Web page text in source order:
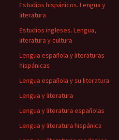
Estudios hispánicos. Lengua y
literatura
Estudios ingleses. Lengua,
literatura y cultura
Lengua española y literaturas
hispánicas
Lengua española y su literatura
Lengua y literatura
Lengua y literatura españolas
Lengua y literatura hispánica